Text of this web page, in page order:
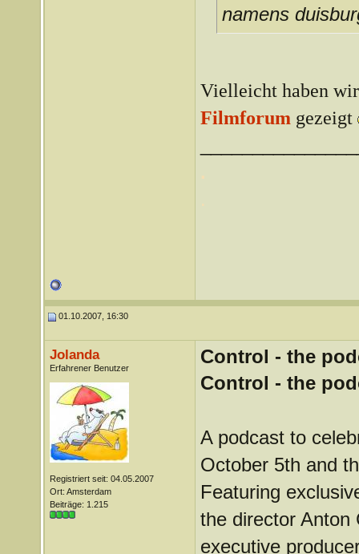
namens
Vielleicht haben
Filmforum gezeigt
01.10.2007, 16:30
Jolanda
Erfahrener Benutzer
Registriert seit: 04.05.2007
Ort: Amsterdam
Beiträge: 1.215
Control - the
Control - the
A podcast to
October 5th and
Featuring
the director Anton
executive